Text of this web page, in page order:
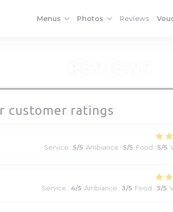
Menus Photos Reviews
customer ratings
Service : 5/5 Ambiance : 5/5 Food : 5/5
Service : 4/5 Ambiance : 3/5 Food : 3/5